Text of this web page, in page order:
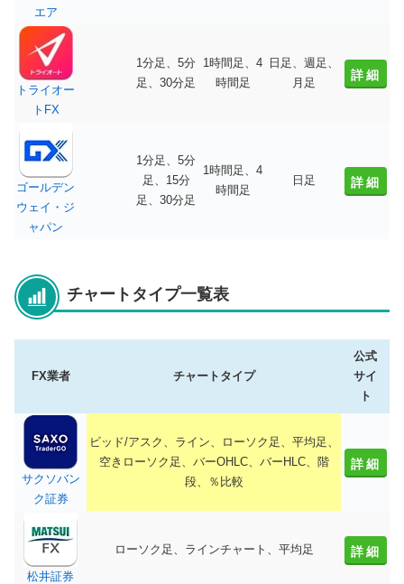
エア
トライオー
トFX
1分足、5分
足、30分足
1時間足、4
時間足
日足、週足、
月足
詳細
ゴールデン
ウェイ・ジ
ャパン
1分足、5分
足、15分
足、30分足
1時間足、4
時間足
日足 詳細
チャートタイプ一覧表
FX業者 チャートタイプ
公式
サイ
ト
サクソバン
ク証券
ビッド/アスク、ライン、ローソク足、平均足、
空きローソク足、バーOHLC、バーHLC、階
段、％比較
詳細
松井証券
ローソク足、ラインチャート、平均足 詳細